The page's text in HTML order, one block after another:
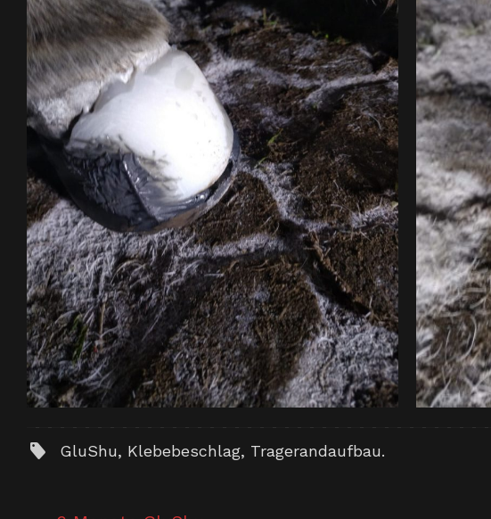
GluShu, Klebebeschlag, Tragerandaufbau.